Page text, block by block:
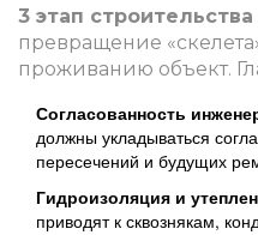
3 этап строительства
превращение
проживанию объект.
Согласованность
должны укладываться
пересечений и будущих
Гидроизоляция и
приводят к сквознякам,